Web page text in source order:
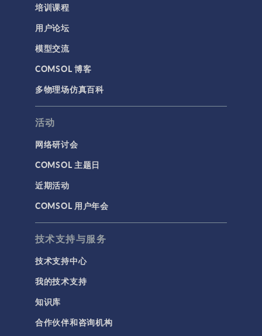
培训课程
用户论坛
模型交流
COMSOL 博客
多物理场仿真百科
活动
网络研讨会
COMSOL 主题日
近期活动
COMSOL 用户年会
技术支持与服务
技术支持中心
我的技术支持
知识库
合作伙伴和咨询机构